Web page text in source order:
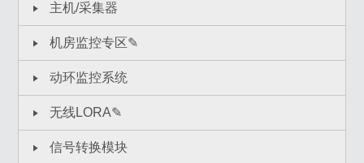
主机/采集器
机房监控专区✎
动环监控系统
无线LORA✎
信号转换模块